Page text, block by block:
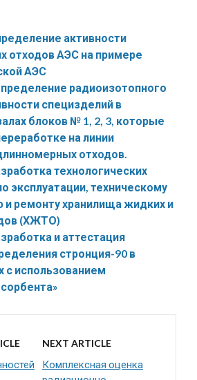
активности
отходов АЭС на примере
АЭС
радиоизотопного
специзделий в
блоков № 1, 2, 3, которые
на линии
отходов.
технологических
эксплуатации, техническому
и ремонту хранилища жидких и
(ХЖТО)
и аттестация
стронция-90 в
с использованием
NEXT ARTICLE
Комплексная оценка